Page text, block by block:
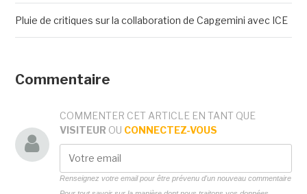
Pluie de critiques sur la collaboration de Capgemini avec ICE
Commentaire
COMMENTER CET ARTICLE EN TANT QUE
VISITEUR OU CONNECTEZ-VOUS
Renseignez votre email pour être prévenu d'un nouveau commentaire